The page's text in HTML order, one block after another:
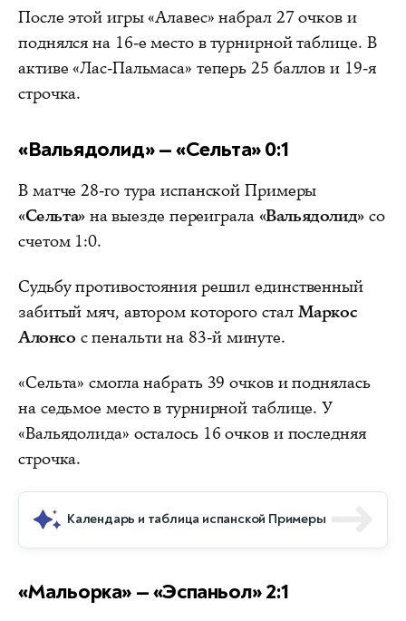
После этой игры «Алавес» набрал 27 очков и
поднялся на 16-е место в турнирной таблице. В
активе «Лас-Пальмаса» теперь 25 баллов и 19-я
строчка.
«Вальядолид» — «Сельта» 0:1
В матче 28-го тура испанской Примеры
«Сельта»на выезде переиграла «Вальядолид»со
счетом 1:0.
Судьбу противостояния решил единственный
забитый мяч, автором которого стал Маркос
Алонсо с пенальти на 83-й минуте.
«Сельта» смогла набрать 39 очков и поднялась
на седьмое место в турнирной таблице. У
«Вальядолида» осталось 16 очков и последняя
строчка.
Календарь и таблица испанской Примеры
«Мальорка» — «Эспаньол» 2:1